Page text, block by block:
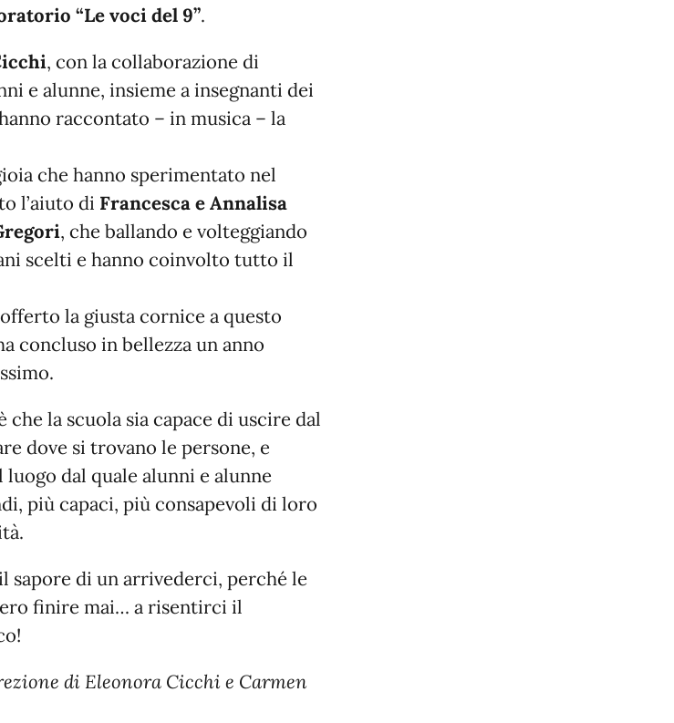
“Le voci del 9”.
, con la collaborazione di
e alunne, insieme a insegnanti dei
raccontato – in musica – la
che hanno sperimentato nel
l’aiuto di Francesca e Annalisa
, che ballando e volteggiando
scelti e hanno coinvolto tutto il
la giusta cornice a questo
concluso in bellezza un anno
che la scuola sia capace di uscire dal
dove si trovano le persone, e
dal quale alunni e alunne
più capaci, più consapevoli di loro
sapore di un arrivederci, perché le
finire mai… a risentirci il
di Eleonora Cicchi e Carmen